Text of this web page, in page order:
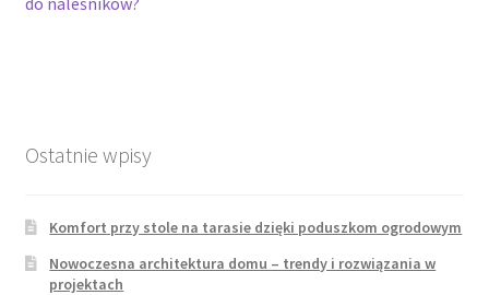
Ostatnie wpisy
Komfort przy stole na tarasie dzięki poduszkom ogrodowym
Nowoczesna architektura domu – trendy i rozwiązania w
projektach